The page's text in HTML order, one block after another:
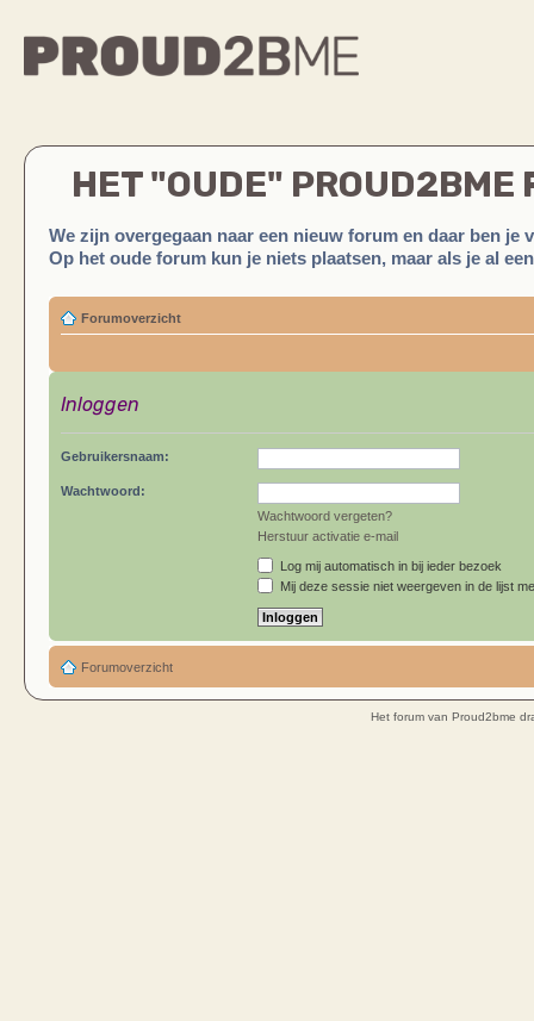
HET "OUDE" PROUD2BME
We zijn overgegaan naar een nieuw forum en daar ben je
Op het oude forum kun je niets plaatsen, maar als je al
Forumoverzicht
Inloggen
Gebruikersnaam:
Wachtwoord:
Wachtwoord vergeten?
Herstuur activatie e-mail
Log mij automatisch in bij ieder bezoek
Mij deze sessie niet weergeven in de lijst
Forumoverzicht
Het forum van Proud2bme